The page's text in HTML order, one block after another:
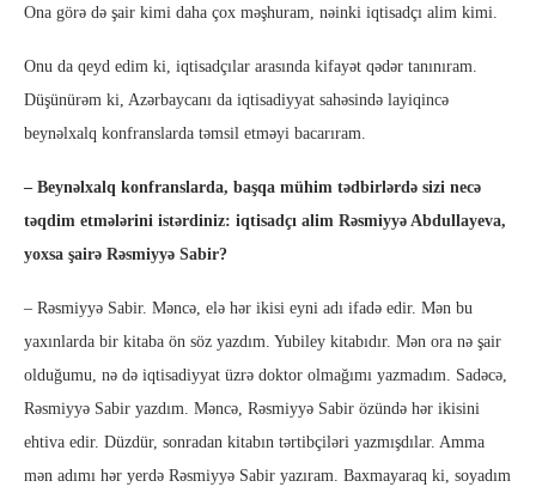
Ona görə də şair kimi daha çox məşhuram, nəinki iqtisadçı alim kimi.
Onu da qeyd edim ki, iqtisadçılar arasında kifayət qədər tanınıram.
Düşünürəm ki, Azərbaycanı da iqtisadiyyat sahəsində layiqincə
beynəlxalq konfranslarda təmsil etməyi bacarıram.
– Beynəlxalq konfranslarda, başqa mühim tədbirlərdə sizi necə
təqdim etmələrini istərdiniz: iqtisadçı alim Rəsmiyyə Abdullayeva,
yoxsa şairə Rəsmiyyə Sabir?
– Rəsmiyyə Sabir. Məncə, elə hər ikisi eyni adı ifadə edir. Mən bu
yaxınlarda bir kitaba ön söz yazdım. Yubiley kitabıdır. Mən ora nə şair
olduğumu, nə də iqtisadiyyat üzrə doktor olmağımı yazmadım. Sadəcə,
Rəsmiyyə Sabir yazdım. Məncə, Rəsmiyyə Sabir özündə hər ikisini
ehtiva edir. Düzdür, sonradan kitabın tərtibçiləri yazmışdılar. Amma
mən adımı hər yerdə Rəsmiyyə Sabir yazıram. Baxmayaraq ki, soyadım